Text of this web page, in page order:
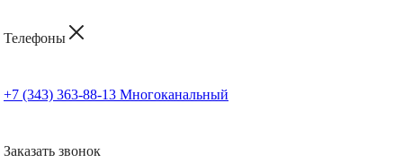
Телефоны
+7 (343) 363-88-13 Многоканальный
Заказать звонок